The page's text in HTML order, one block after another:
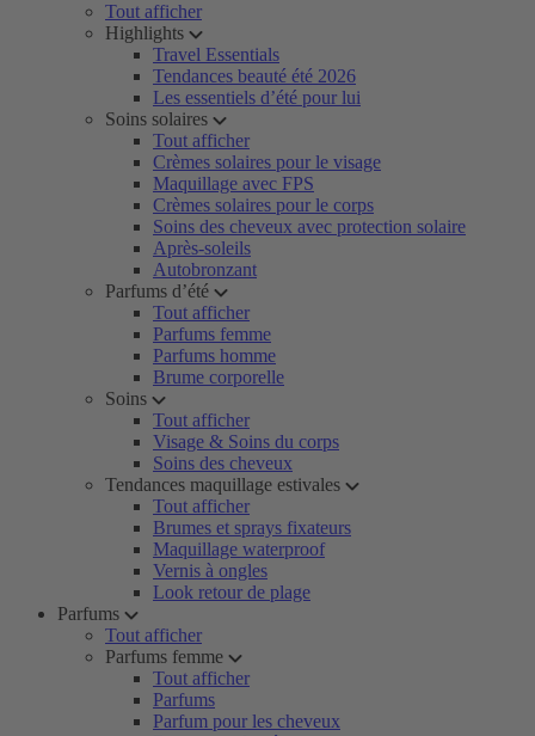
Tout afficher
Highlights
Travel Essentials
Tendances beauté été 2026
Les essentiels d’été pour lui
Soins solaires
Tout afficher
Crèmes solaires pour le visage
Maquillage avec FPS
Crèmes solaires pour le corps
Soins des cheveux avec protection solaire
Après-soleils
Autobronzant
Parfums d’été
Tout afficher
Parfums femme
Parfums homme
Brume corporelle
Soins
Tout afficher
Visage & Soins du corps
Soins des cheveux
Tendances maquillage estivales
Tout afficher
Brumes et sprays fixateurs
Maquillage waterproof
Vernis à ongles
Look retour de plage
Parfums
Tout afficher
Parfums femme
Tout afficher
Parfums
Parfum pour les cheveux